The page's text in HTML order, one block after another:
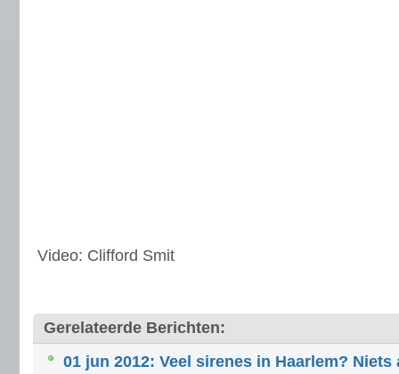
Video: Clifford Smit
Gerelateerde Berichten:
01 jun 2012: Veel sirenes in Haarlem? Niets